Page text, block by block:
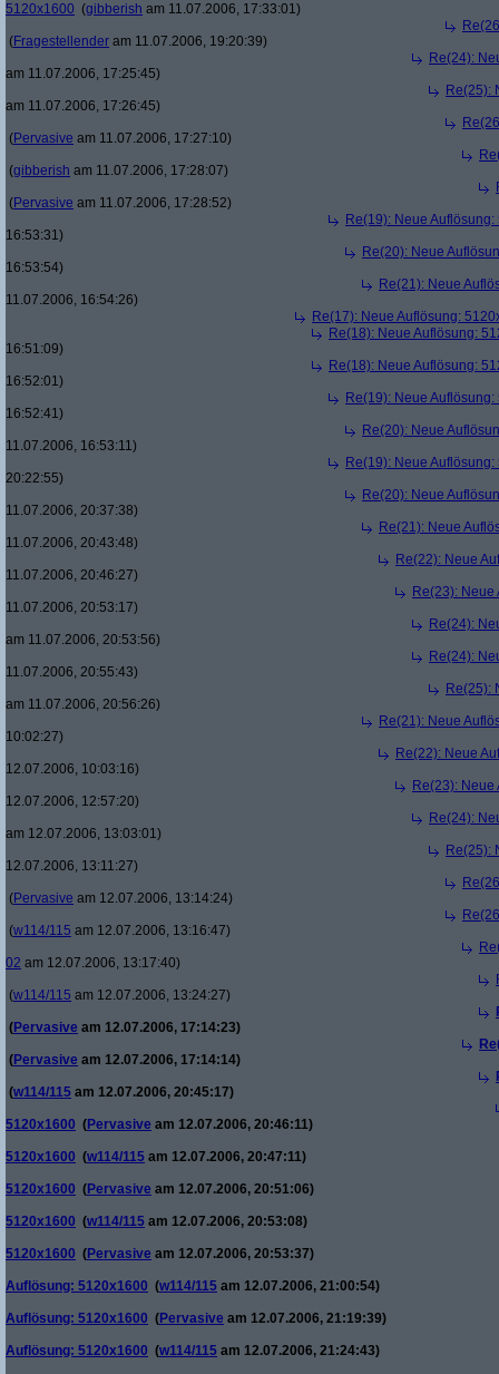
5120x1600 (gibberish am 11.07.2006, 17:33:01)
(Fragestellender am 11.07.2006, 19:20:39)
Re(24):
am 11.07.2006, 17:25:45)
Re(25):
am 11.07.2006, 17:26:45)
(Pervasive am 11.07.2006, 17:27:10)
(gibberish am 11.07.2006, 17:28:07)
(Pervasive am 11.07.2006, 17:28:52)
Re(19): Neue
16:53:31)
Re(20): Neue
16:53:54)
Re(21): Neue
11.07.2006, 16:54:26)
Re(17): Neue Auflösung:
Re(18): Neue Auflösung:
16:51:09)
Re(18): Neue Auflösung:
16:52:01)
Re(19): Neue
16:52:41)
Re(20): Neue
11.07.2006, 16:53:11)
Re(19): Neue
20:22:55)
Re(20): Neue
11.07.2006, 20:37:38)
Re(21): Neue
11.07.2006, 20:43:48)
Re(22): Neue
11.07.2006, 20:46:27)
Re(23):
11.07.2006, 20:53:17)
Re(24):
am 11.07.2006, 20:53:56)
Re(24):
11.07.2006, 20:55:43)
Re(25):
am 11.07.2006, 20:56:26)
Re(21): Neue
10:02:27)
Re(22): Neue
12.07.2006, 10:03:16)
Re(23):
12.07.2006, 12:57:20)
Re(24):
am 12.07.2006, 13:03:01)
Re(25):
12.07.2006, 13:11:27)
(Pervasive am 12.07.2006, 13:14:24)
(w114/115 am 12.07.2006, 13:16:47)
02 am 12.07.2006, 13:17:40)
(w114/115 am 12.07.2006, 13:24:27)
(Pervasive am 12.07.2006, 17:14:23)
(Pervasive am 12.07.2006, 17:14:14)
(w114/115 am 12.07.2006, 20:45:17)
5120x1600 (Pervasive am 12.07.2006, 20:46:11)
5120x1600 (w114/115 am 12.07.2006, 20:47:11)
5120x1600 (Pervasive am 12.07.2006, 20:51:06)
5120x1600 (w114/115 am 12.07.2006, 20:53:08)
5120x1600 (Pervasive am 12.07.2006, 20:53:37)
Auflösung: 5120x1600 (w114/115 am 12.07.2006, 21:00:54)
Auflösung: 5120x1600 (Pervasive am 12.07.2006, 21:19:39)
Auflösung: 5120x1600 (w114/115 am 12.07.2006, 21:24:43)